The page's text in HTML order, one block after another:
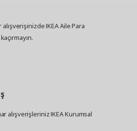
IKEA Aile Para
alışverişleriniz IKEA Kurumsal